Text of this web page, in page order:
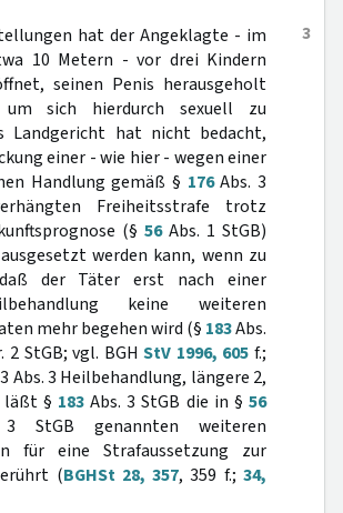
3
hat der Angeklagte - im
10 Metern - vor drei Kindern
seinen Penis herausgeholt
sich hierdurch sexuell zu
Landgericht hat nicht bedacht,
einer - wie hier - wegen einer
Handlung gemäß § 176Abs. 3
Freiheitsstrafe trotz
(§ 56Abs. 1 StGB)
werden kann, wenn zu
der Täter erst nach einer
keine weiteren
mehr begehen wird (§ 183Abs.
2 StGB; vgl. BGHStV 1996, 605 f.;
Abs. 3 Heilbehandlung, längere 2,
läßt § 183Abs. 3 StGB die in §56
StGB genannten weiteren
für eine Strafaussetzung zur
(BGHSt 28, 357, 359 f.;34,